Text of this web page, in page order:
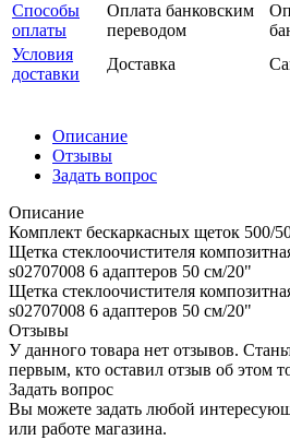
Способы
оплаты
Оплата банковским
переводом
Условия
доставки
Доставка
Описание
Отзывы
Задать вопрос
Описание
Комплект бескаркасных щеток 500/
Щетка стеклоочистителя
s02707008 6 адаптеров 50 см/20"
Щетка стеклоочистителя
s02707008 6 адаптеров 50 см/20"
Отзывы
У данного товара нет отзывов.
первым, кто оставил отзыв об этом
Задать вопрос
Вы можете задать любой
или работе магазина.